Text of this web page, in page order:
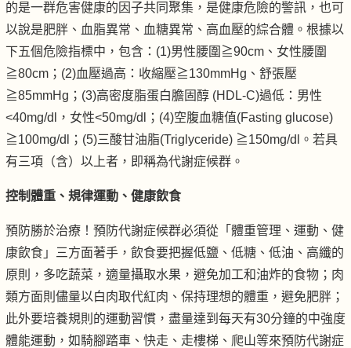
的是一群危害健康的因子共同聚集，是健康危險的警訊，也可
以說是肥胖、血脂異常、血糖異常、高血壓的綜合體。根據以
下五個危險指標中，包含：(1)男性腰圍≧90cm、女性腰圍
≧80cm；(2)血壓過高：收縮壓≧130mmHg、舒張壓
≧85mmHg；(3)高密度脂蛋白膽固醇 (HDL-C)過低：男性
<40mg/dl，女性<50mg/dl；(4)空腹血糖值(Fasting glucose)
≧100mg/dl；(5)三酸甘油脂(Triglyceride) ≧150mg/dl。若具
有三項（含）以上者，即稱為代謝症候群。
控制體重、規律運動、健康飲食
預防勝於治療！預防代謝症候群必須從「體重管理、運動、健
康飲食」三方面著手，飲食要把握低鹽、低糖、低油、高纖的
原則，多吃蔬菜，適量攝取水果，避免加工和油炸的食物；肉
類方面則儘量以白肉取代紅肉、保持理想的體重，避免肥胖；
此外要培養規則的運動習慣，盡量達到每天有30分鐘的中強度
體能運動，如騎腳踏車、快走、走樓梯、爬山等來預防代謝症